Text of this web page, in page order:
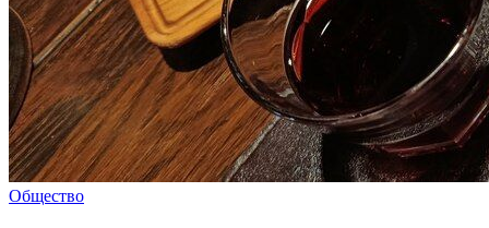
Общество